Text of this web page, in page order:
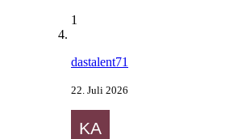
1
dastalent71
22. Juli 2026